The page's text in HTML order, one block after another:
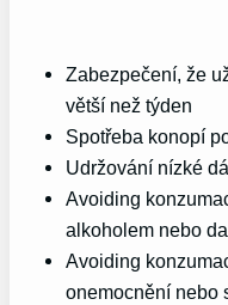
Zabezpečení, že
větší než týden
Spotřeba konopí
Udržování nízké
Avoiding
alkoholem nebo
Avoiding
onemocnění nebo